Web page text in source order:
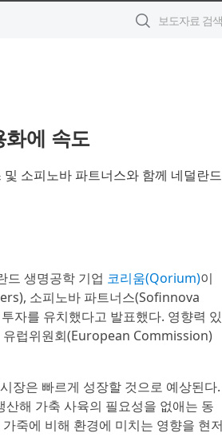
에 속도
소피노바 파트너스와 함께 네덜란드
드 생명공학 기업 코리움(Qorium)이
소피노바 파트너스(Sofinnova
자를 유치했다고 발표했다. 영향력 있
유럽위원회(European Commission)
장은 빠르게 성장할 것으로 예상된다.
해 가축 사육의 필요성을 없애는 동
죽에 비해 환경에 미치는 영향을 현저